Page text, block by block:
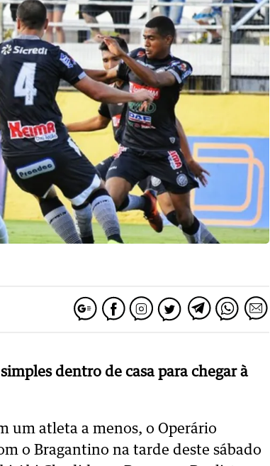
dentro de casa para chegar à
um atleta a menos, o Operário
o Bragantino na tarde deste sábado